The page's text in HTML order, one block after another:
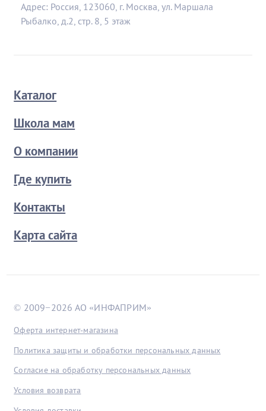
Адрес: Россия, 123060, г. Москва, ул. Маршала
Рыбалко, д.2, стр. 8, 5 этаж
Каталог
Школа мам
О компании
Где купить
Контакты
Карта сайта
© 2009−2026 АО «ИНФАПРИМ»
Оферта интернет-магазина
Политика защиты и обработки персональных данных
Согласие на обработку персональных данных
Условия возврата